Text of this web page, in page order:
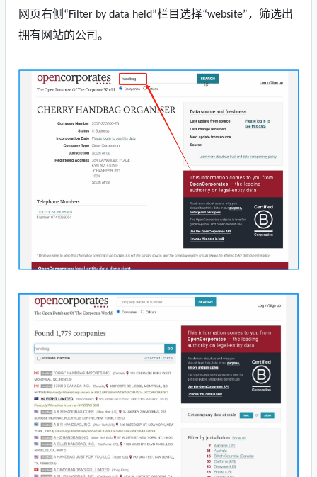
网页右侧 “Filter by data held”栏目选择“website”，筛选出
拥有网站的公司。